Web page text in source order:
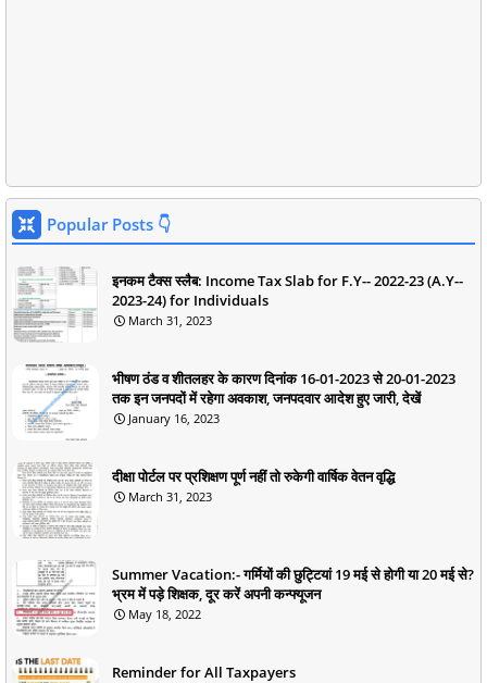
Popular Posts 👇
इनकम टैक्स स्लैब: Income Tax Slab for F.Y-- 2022-23 (A.Y--
2023-24) for Individuals
March 31, 2023
भीषण ठंड व शीतलहर के कारण दिनांक 16-01-2023 से 20-01-2023
तक इन जनपदों में रहेगा अवकाश, जनपदवार आदेश हुए जारी, देखें
January 16, 2023
दीक्षा पोर्टल पर प्रशिक्षण पूर्ण नहीं तो रुकेगी वार्षिक वेतन वृद्धि
March 31, 2023
Summer Vacation:- गर्मियों की छुट्टियां 19 मई से होगी या 20 मई से?
भ्रम में पड़े शिक्षक, दूर करें अपनी कन्फ्यूजन
May 18, 2022
Reminder for All Taxpayers